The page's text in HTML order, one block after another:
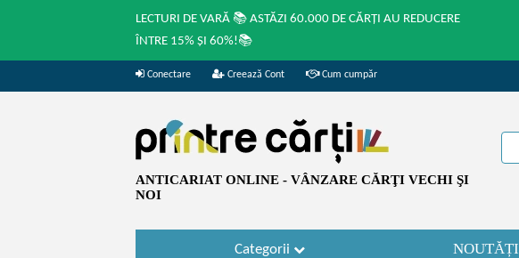
LECTURI DE VARĂ 📚 ASTĂZI 60.000 DE CĂRȚI AU REDUCERE
ÎNTRE 15% ȘI 60%!📚
Conectare Creează Cont Cum cumpăr
ANTICARIAT ONLINE - VÂNZARE CĂRŢI VECHI ŞI
NOI
Categorii NOUTĂȚI